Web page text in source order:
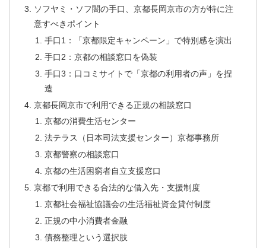
ソフヤミ・ソフ闇の手口、京都長岡京市の方が特に注
意すべきポイント
手口1：「京都限定キャンペーン」で特別感を演出
手口2：京都の相談窓口を偽装
手口3：口コミサイトで「京都の利用者の声」を捏
造
京都長岡京市で利用できる正規の相談窓口
京都の消費生活センター
法テラス（日本司法支援センター）京都事務所
京都警察の相談窓口
京都の生活困窮者自立支援窓口
京都で利用できる合法的な借入先・支援制度
京都社会福祉協議会の生活福祉資金貸付制度
正規の中小消費者金融
債務整理という選択肢